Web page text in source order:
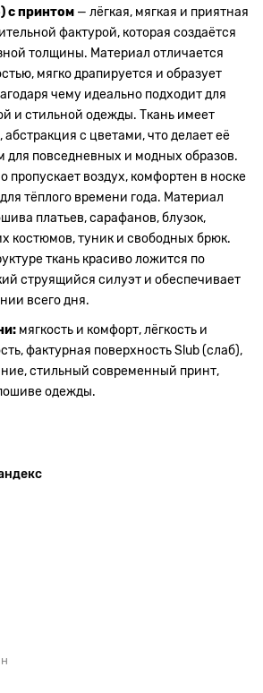
с принтом — лёгкая, мягкая и приятная
фактурой, которая создаётся
толщины. Материал отличается
мягко драпируется и образует
чему идеально подходит для
и стильной одежды. Ткань имеет
с цветами, что делает её
для повседневных и модных образов.
пропускает воздух, комфортен в носке
тёплого времени года. Материал
платьев, сарафанов, блузок,
костюмов, туник и свободных брюк.
ткань красиво ложится по
струящийся силуэт и обеспечивает
всего дня.
мягкость и комфорт, лёгкость и
фактурная поверхность Slub (слаб),
стильный современный принт,
одежды.